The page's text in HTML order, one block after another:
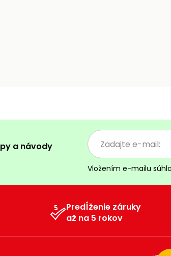
a návody
Vložením e-mailu
Predĺženie záruky
až na 5 rokov